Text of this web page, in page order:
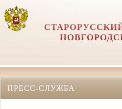
ПРЕСС-СЛУЖБА